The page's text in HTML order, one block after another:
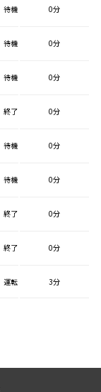
待機 0分
待機 0分
待機 0分
終了 0分
待機 0分
待機 0分
終了 0分
終了 0分
運転 3分